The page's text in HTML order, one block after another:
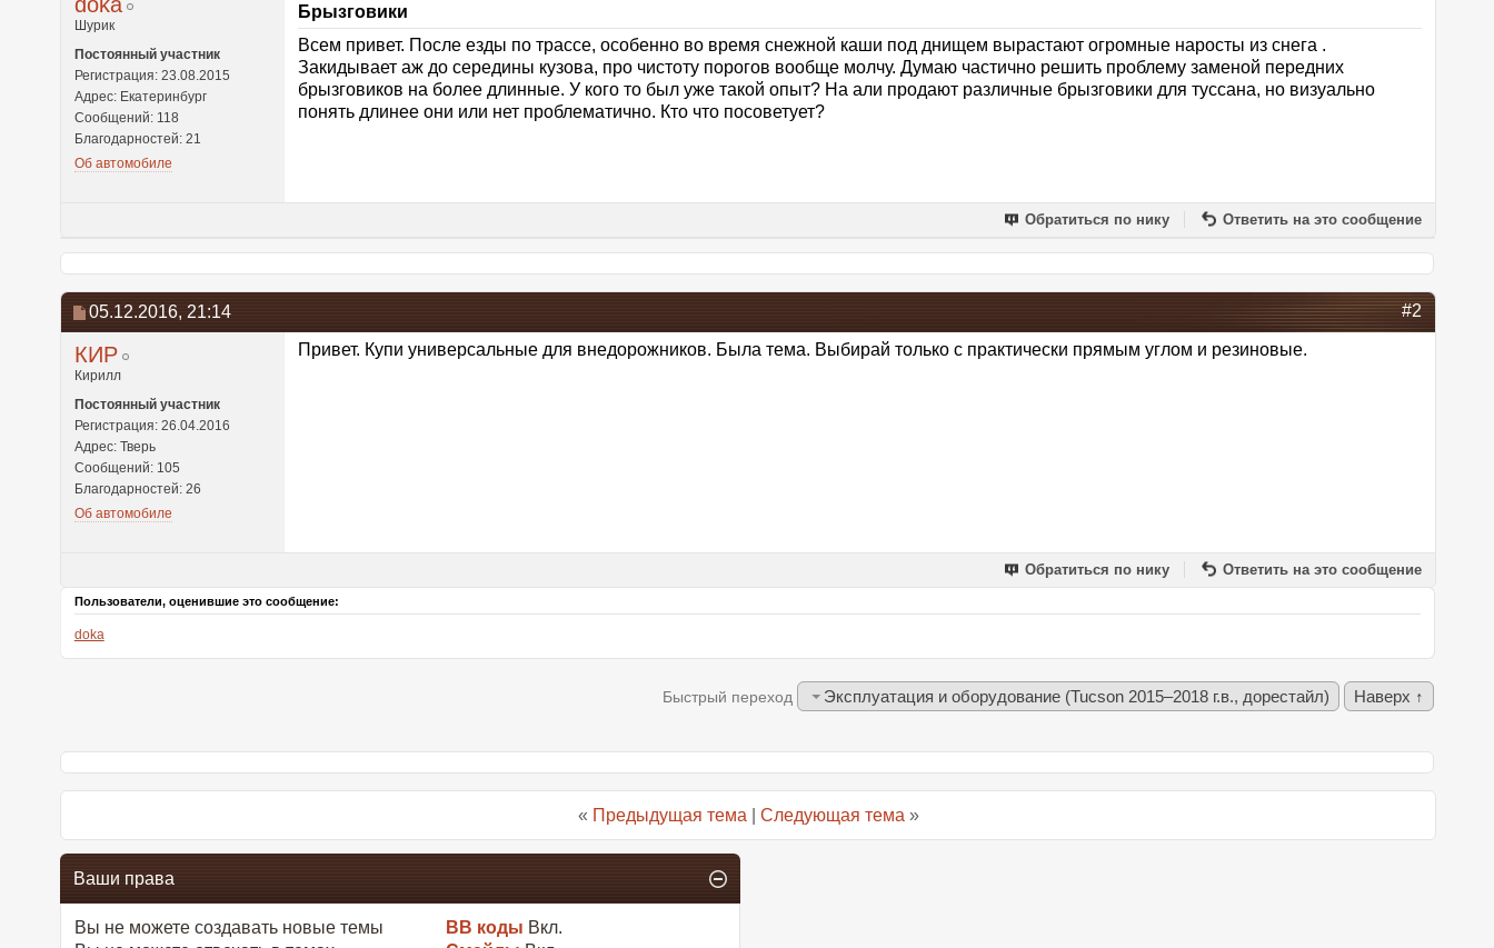
Шурик
Постоянный участник
Регистрация: 23.08.2015
Адрес: Екатеринбург
Сообщений: 118
Благодарностей: 21
Об автомобиле
Брызговики
Всем привет. После езды по трассе, особенно во время снежной каши под днищем вырастают огромные наросты из снега .
Закидывает аж до середины кузова, про чистоту порогов вообще молчу. Думаю частично решить проблему заменой передних
брызговиков на более длинные. У кого то был уже такой опыт? На али продают различные брызговики для туссана, но визуально
понять длинее они или нет проблематично. Кто что посоветует?
Обратиться по нику Ответить на это сообщение
05.12.2016, 21:14 #2
КИР
Кирилл
Постоянный участник
Регистрация: 26.04.2016
Адрес: Тверь
Сообщений: 105
Благодарностей: 26
Об автомобиле
Привет. Купи универсальные для внедорожников. Была тема. Выбирай только с практически прямым углом и резиновые.
Обратиться по нику Ответить на это сообщение
Пользователи, оценившие это сообщение:
doka
Быстрый переход Эксплуатация и оборудование (Tucson 2015–2018 г.в., дорестайл) Наверх ↑
« Предыдущая тема Следующая тема »
Ваши права
Вы не можетесоздавать новые темы
BB коды Вкл.